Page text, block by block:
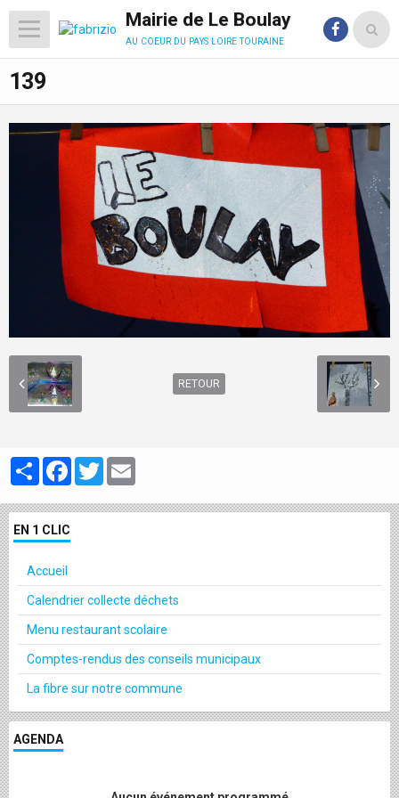
Mairie de Le Boulay
au coeur du pays loire touraine
139
RETOUR
PartagerFacebook
Twitter
EN 1 CLIC
Accueil
Calendrier collecte déchets
Menu restaurant scolaire
Comptes-rendus des conseils municipaux
La fibre sur notre commune
AGENDA